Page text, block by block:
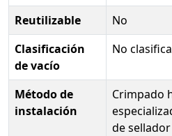
Reutilizable
No
Clasificación
de vacío
No
Método de
instalación
Crimpado
de